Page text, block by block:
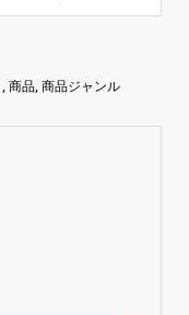
,商品,商品ジャンル